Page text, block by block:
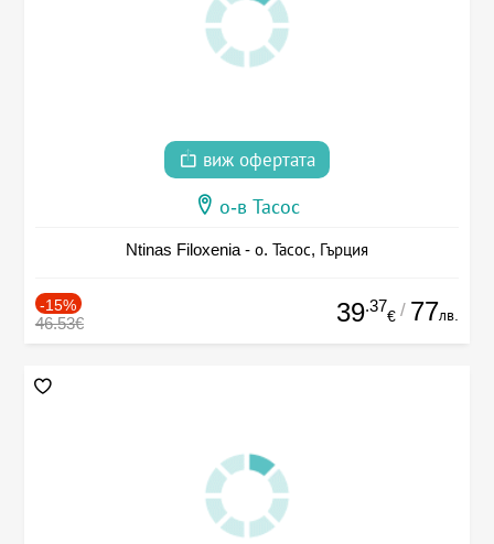
виж офертата
о-в Тасос
Ntinas Filoxenia - о. Тасос, Гърция
-15%
46.53€ 39.37
€ / 77лв.